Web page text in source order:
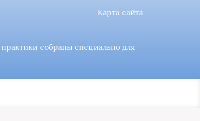
Карта сайта
собраны специально для